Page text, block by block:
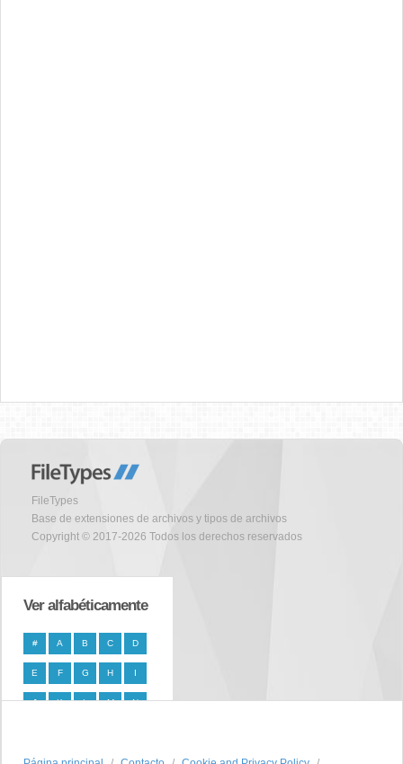
FileTypes
Base de extensiones de archivos y tipos de archivos
Copyright © 2017-2026 Todos los derechos reservados
Ver alfabéticamente
# A B C D
E F G H I
J K L M N
T U V W X